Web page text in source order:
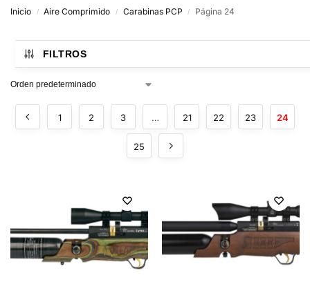
Inicio / Aire Comprimido / Carabinas PCP / Página 24
FILTROS
1 2 3 … 21 22 23 24
25